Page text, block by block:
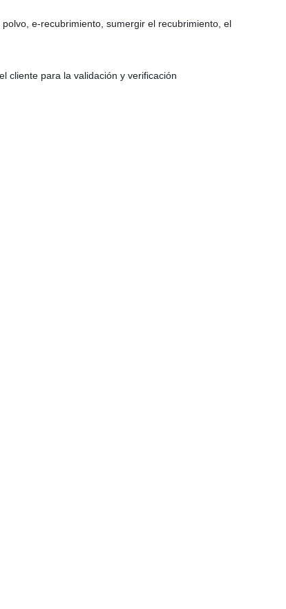
e-recubrimiento, sumergir el recubrimiento, el
cliente para la validación y verificación